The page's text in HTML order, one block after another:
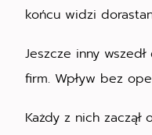
końcu widzi
Jeszcze inny
firm. Wpływ bez
Każdy z nich